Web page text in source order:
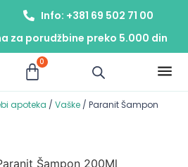
za porudžbine preko 5.000 din
Info: +381 69 502 71 00
0
apoteka / Vaške / Paranit Šampon